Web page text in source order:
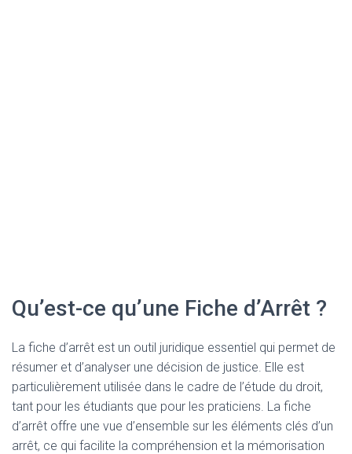
Qu’est-ce qu’une Fiche d’Arrêt ?
La fiche d’arrêt est un outil juridique essentiel qui permet de
résumer et d’analyser une décision de justice. Elle est
particulièrement utilisée dans le cadre de l’étude du droit,
tant pour les étudiants que pour les praticiens. La fiche
d’arrêt offre une vue d’ensemble sur les éléments clés d’un
arrêt, ce qui facilite la compréhension et la mémorisation